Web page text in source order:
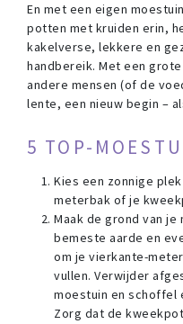
En met een eigen
potten met kruiden erin,
kakelverse, lekkere en
handbereik. Met een
andere mensen (of de
lente, een nieuw begin –
5 TOP-
Kies een zonnige
meterbak of je
Maak de grond van
bemeste aarde en
om je vierkante-
vullen. Verwijder
moestuin en schoffel
Zorg dat de